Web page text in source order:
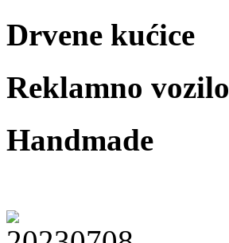
Drvene kućice
Reklamno vozilo
Handmade